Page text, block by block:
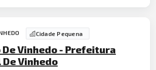
Cidade Pequena
Vinhedo - Prefeitura
Vinhedo